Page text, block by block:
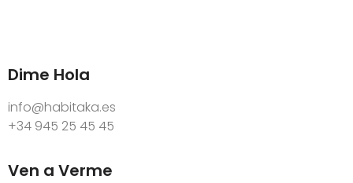
Dime Hola
info@habitaka.es
+34 945 25 45 45
Ven a Verme